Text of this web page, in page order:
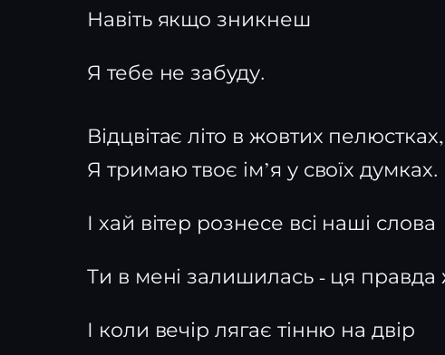
Навіть якщо зникнеш
Я тебе не забуду.
Відцвітає літо в жовтих пелюстках,
Я тримаю твоє ім’я у своїх думках.
І хай вітер рознесе всі наші слова
Ти в мені залишилась - ця правда
І коли вечір лягає тінню на двір